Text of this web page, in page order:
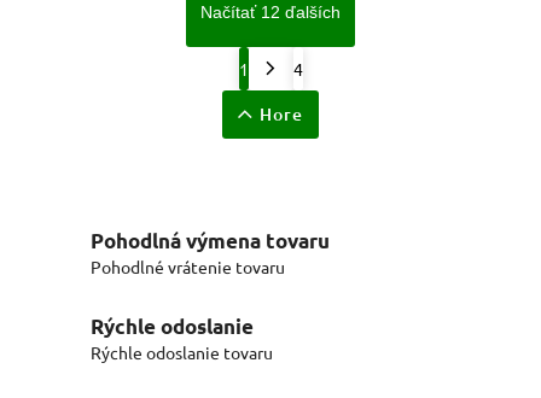
Načítať 12 ďalších
1 4
Hore
Pohodlná výmena tovaru
Pohodlné vrátenie tovaru
Rýchle odoslanie
Rýchle odoslanie tovaru